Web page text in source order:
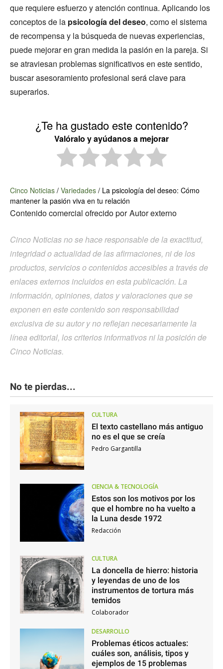
que requiere esfuerzo y atención continua. Aplicando los
conceptos de la psicología del deseo, como el sistema
de recompensa y la búsqueda de nuevas experiencias,
puede mejorar en gran medida la pasión en la pareja. Si
se atraviesan problemas significativos en este sentido,
buscar asesoramiento profesional será clave para
superarlos.
¿Te ha gustado este contenido?
Valóralo y ayúdanos a mejorar
Cinco Noticias / Variedades / La psicología del deseo: Cómo
mantener la pasión viva en tu relación
Contenido comercial ofrecido por Autor externo
Cinco Noticias no se hace responsable de la exactitud,
integridad o actualidad de las afirmaciones, ni de los
productos, servicios o contenidos accesibles a través de
enlaces externos incluidos en esta publicación. La
información, opiniones, datos y valoraciones que se
exponen en este contenido son responsabilidad
exclusiva de su autor y no reflejan necesariamente la
línea editorial, los criterios informativos ni la posición de
Cinco Noticias.
No te pierdas...
CULTURA
El texto castellano más antiguo
no es el que se creía
Pedro Gargantilla
CIENCIA & TECNOLOGÍA
Estos son los motivos por los
que el hombre no ha vuelto a
la Luna desde 1972
Redacción
CULTURA
La doncella de hierro: historia
y leyendas de uno de los
instrumentos de tortura más
temidos
Colaborador
DESARROLLO
Problemas éticos actuales:
cuáles son, análisis, tipos y
ejemplos de 15 problemas